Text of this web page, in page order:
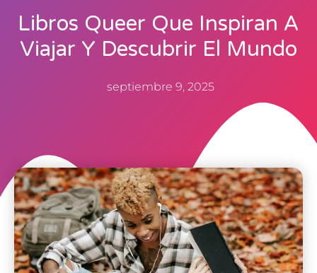
Libros Queer Que Inspiran A
Viajar Y Descubrir El Mundo
septiembre 9, 2025